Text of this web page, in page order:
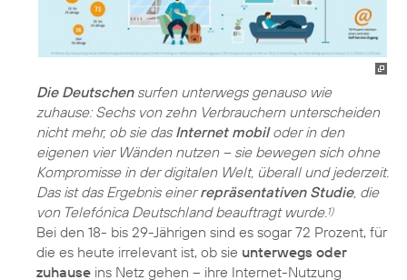
Die Deutschensurfen unterwegs genauso wie
zuhause: Sechs von zehn Verbrauchern unterscheiden
nicht mehr, ob sie das Internet mobiloder in den
eigenen vier Wänden nutzen – sie bewegen sich ohne
Kompromisse in der digitalen Welt, überall und jederzeit.
Das ist das Ergebnis einerrepräsentativen Studie, die
von Telefónica Deutschland beauftragt wurde. 1)
Bei den 18- bis 29-Jährigen sind es sogar 72 Prozent, für
die es heute irrelevant ist, ob sie unterwegs oder
zuhause ins Netz gehen – ihre Internet-Nutzung